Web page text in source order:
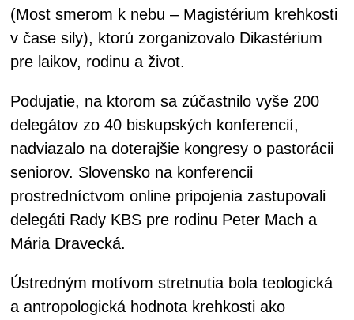
(Most smerom k nebu – Magistérium krehkosti
v čase sily), ktorú zorganizovalo Dikastérium
pre laikov, rodinu a život.
Podujatie, na ktorom sa zúčastnilo vyše 200
delegátov zo 40 biskupských konferencií,
nadviazalo na doterajšie kongresy o pastorácii
seniorov. Slovensko na konferencii
prostredníctvom online pripojenia zastupovali
delegáti Rady KBS pre rodinu Peter Mach a
Mária Dravecká.
Ústredným motívom stretnutia bola teologická
a antropologická hodnota krehkosti ako